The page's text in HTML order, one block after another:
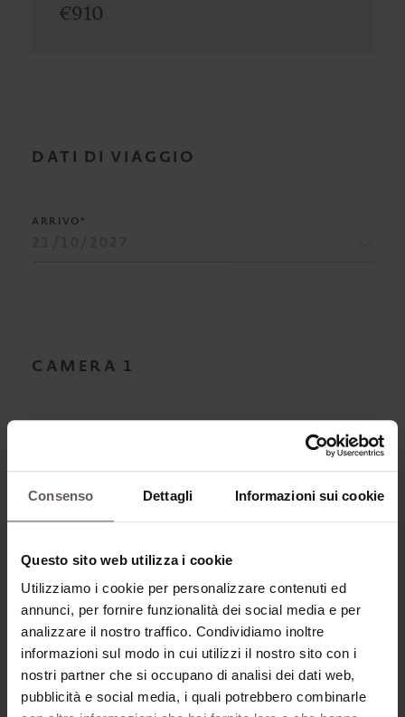
Consenso Dettagli Informazioni sui cookie
Questo sito web utilizza i cookie
Utilizziamo i cookie per personalizzare contenuti ed
annunci, per fornire funzionalità dei social media e per
analizzare il nostro traffico. Condividiamo inoltre
informazioni sul modo in cui utilizzi il nostro sito con i
nostri partner che si occupano di analisi dei dati web,
pubblicità e social media, i quali potrebbero combinarle
€910
DATI DI VIAGGIO
ARRIVO*
CAMERA 1
AGGIUNGERE BAMBINI
RISTORAZIONE*
TIPO DI CAMERA*